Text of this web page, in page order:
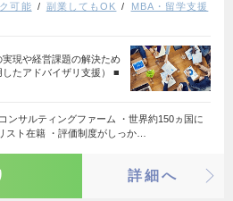
可能 副業してもOK
MBA・留学支援
実現や経営課題の解決ため
たアドバイザリ支援） ■
ンサルティングファーム ・世界約150ヵ国に
スト在籍 ・評価制度がしっか…
詳細へ